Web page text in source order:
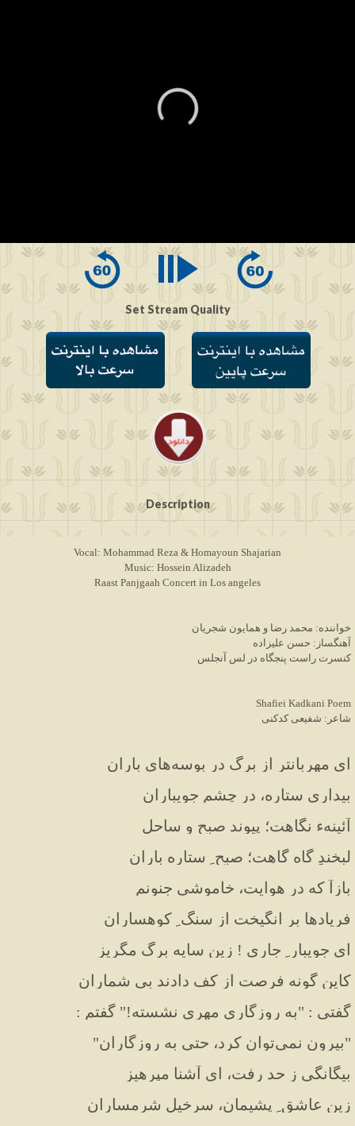
seconds
0
Set Stream Quality
Description
Vocal: Mohammad Reza & Homayoun Shajarian
Music: Hossein Alizadeh
Raast Panjgaah Concert in Los angeles
خواننده: محمد رضا و همایون شجریان
آهنگساز: حسن علیزاده
کنسرت راست پنجگاه در لس آنجلس
Shafiei Kadkani Poem
شاعر: شفیعی کدکنی
ای مهربانتر از برگ در بوسه‌های باران
بیداری ستاره، در چشم جویباران
آئینهء نگاهت؛ پیوند صبح و ساحل
لبخندِ گاه گاهت؛ صبح ِ ستاره باران
بازآ که در هوایت، خاموشیِ جنونم
فریادها بر انگیخت از سنگ ِ کوهساران
ای جویبار ِ جاری ! زین سایه برگ مگریز
کاین گونه فرصت از کف دادند بی شماران
گفتی : "به روزگاری مهری نشسته!" گفتم :
"بیرون نمی‌توان کرد، حتی به روزگاران"
بیگانگی ز حد رفت، ای آشنا مپرهیز
زین عاشق ِ پشیمان، سرخیل شرمساران